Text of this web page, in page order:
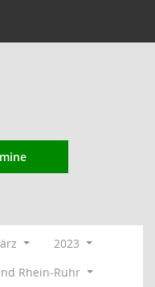
2023
Rhein-Ruhr